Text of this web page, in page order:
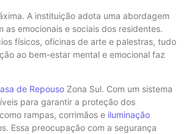
A instituição adota uma abordagem
emocionais e sociais dos residentes.
físicos, oficinas de arte e palestras, tudo
ao bem-estar mental e emocional faz
de Repouso Zona Sul. Com um sistema
para garantir a proteção dos
rampas, corrimãos e iluminação
Essa preocupação com a segurança